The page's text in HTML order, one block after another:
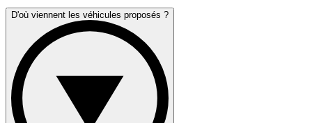
D'où viennent les véhicules proposés ?